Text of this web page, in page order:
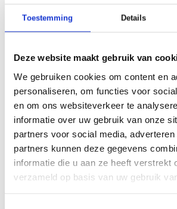
Toestemming Details
Deze website maakt gebruik van
We gebruiken cookies om content en
personaliseren, om functies voor
en om ons websiteverkeer te
informatie over uw gebruik van onze
partners voor social media,
partners kunnen deze gegevens
informatie die u aan ze heeft verstrekt
verzameld op basis van uw gebruik
Gamen
Specificaties
15.6 inch
Scherm resolutie:
1920 x
Touchscreen:
-
Scherm reflectie: